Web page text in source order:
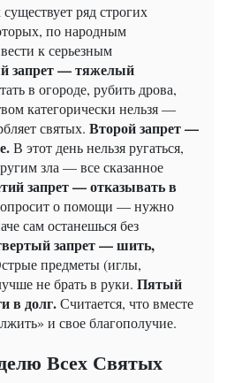
ряд строгих
по народным
к серьезным
запрет — тяжелый
в огороде, рубить дрова,
категорически нельзя —
святых. Второй запрет —
В этот день нельзя ругаться,
зла — все сказанное
запрет — отказывать в
о помощи — нужно
сам останешься без
запрет — шить,
предметы (иглы,
не брать в руки. Пятый
в долг.Считается, что вместе
и свое благополучие.
Всех Святых